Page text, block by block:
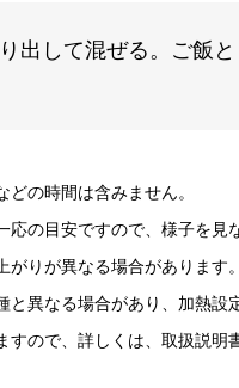
出して混ぜる。ご飯
の時間は含みません。
の目安ですので、様子を見
りが異なる場合があります。
異なる場合があり、加熱設
ので、詳しくは、取扱説明